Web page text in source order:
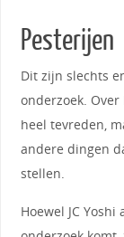
Pesterijen
Dit zijn slechts
onderzoek.
heel tevreden,
andere dingen
stellen.
Hoewel JC